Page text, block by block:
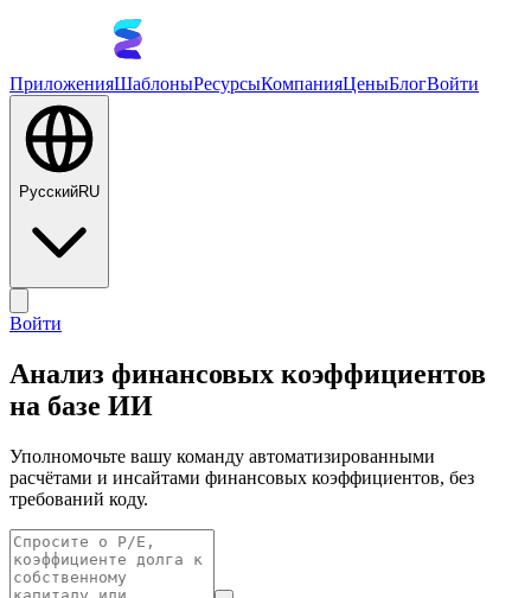
ПриложенияШаблоныРесурсыКомпанияЦеныБлогВойти
РусскийRU
Войти
Анализ финансовых коэффициентов
на базе ИИ
Уполномочьте вашу команду автоматизированными
расчётами и инсайтами финансовых коэффициентов, без
требований коду.